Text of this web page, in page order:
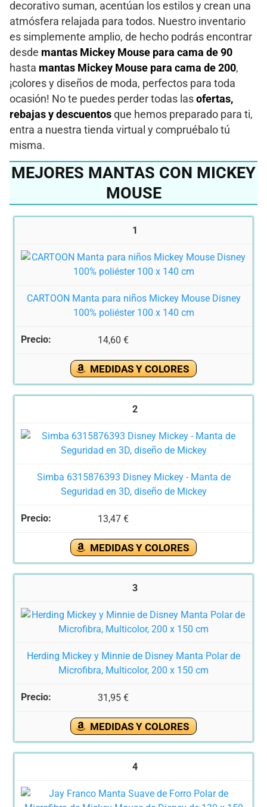
decorativo suman, acentúan los estilos y crean una
atmósfera relajada para todos. Nuestro inventario
es simplemente amplio, de hecho podrás encontrar
desde mantas Mickey Mouse para cama de 90
hasta mantas Mickey Mouse para cama de 200,
¡colores y diseños de moda, perfectos para toda
ocasión! No te puedes perder todas las ofertas,
rebajas y descuentos que hemos preparado para ti,
entra a nuestra tienda virtual y compruébalo tú
misma.
MEJORES MANTAS CON MICKEY
MOUSE
1
CARTOON Manta para niños Mickey Mouse Disney
100% poliéster 100 x 140 cm
14,60 €
MEDIDAS Y COLORES
2
Simba 6315876393 Disney Mickey - Manta de
Seguridad en 3D, diseño de Mickey
13,47 €
MEDIDAS Y COLORES
3
Herding Mickey y Minnie de Disney Manta Polar de
Microfibra, Multicolor, 200 x 150 cm
31,95 €
MEDIDAS Y COLORES
4